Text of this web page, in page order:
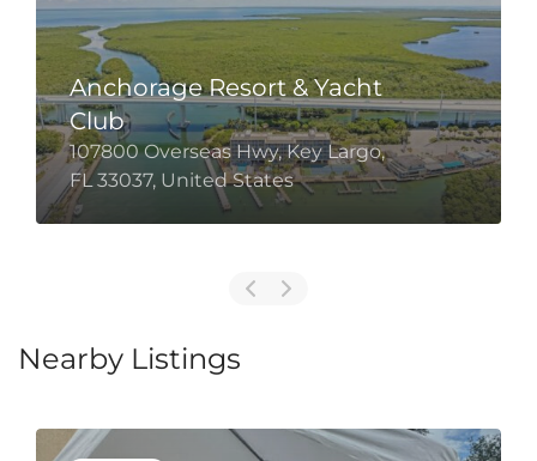
Anchorage Resort & Yacht
Club
107800 Overseas Hwy, Key Largo,
FL 33037, United States
Nearby Listings